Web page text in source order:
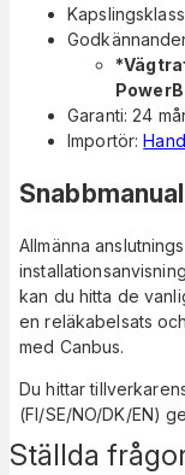
Ställda
Garanti: 24
Importör:
Snabbmanual
Allmänna
kan du hitta de
en reläkabelsats
med Canbus.
Du hittar
(FI/SE/NO/DK/EN)